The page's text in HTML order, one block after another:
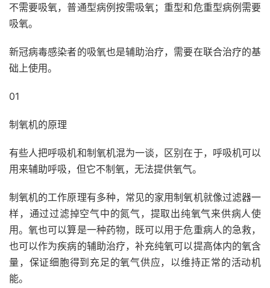
不需要吸氧，普通型病例按需吸氧；重型和危重型病例需要
吸氧。
新冠病毒感染者的吸氧也是辅助治疗，需要在联合治疗的基
础上使用。
01
制氧机的原理
有些人把呼吸机和制氧机混为一谈，区别在于，呼吸机可以
用来辅助呼吸，但它不制氧，无法提供氧气。
制氧机的工作原理有多种，常见的家用制氧机就像过滤器一
样，通过过滤掉空气中的氮气，提取出纯氧气来供病人使
用。氧也可以算是一种药物，既可以用于危重病人的急救，
也可以作为疾病的辅助治疗，补充纯氧可以提高体内的氧含
量，保证细胞得到充足的氧气供应，以维持正常的活动机
能。